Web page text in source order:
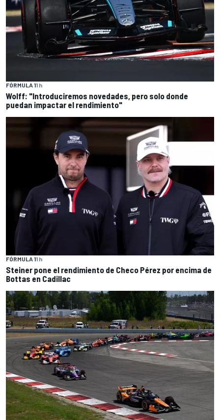
FÓRMULA 11 h
Wolff: "Introduciremos novedades, pero solo donde
puedan impactar el rendimiento"
FÓRMULA 11 h
Steiner pone el rendimiento de Checo Pérez por encima de
Bottas en Cadillac